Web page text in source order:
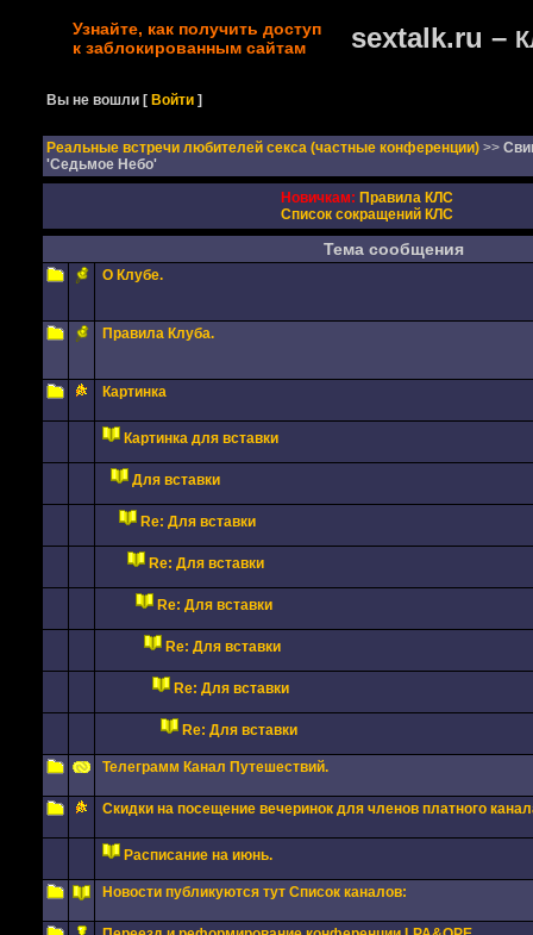
Узнайте, как получить доступ
к заблокированным сайтам
sextalk.ru –
Вы не вошли [Войти ]
Реальные встречи любителей секса (частные конференции) >>
'Седьмое Небо'
Новичкам: Правила КЛС
Список сокращений КЛС
Тема сообщения
О Клубе.
Правила Клуба.
Картинка
Картинка для вставки
Для вставки
Re: Для вставки
Re: Для вставки
Re: Для вставки
Re: Для вставки
Re: Для вставки
Re: Для вставки
Телеграмм Канал Путешествий.
Скидки на посещение вечеринок для членов платного
Расписание на июнь.
Новости публикуются тут Список каналов: